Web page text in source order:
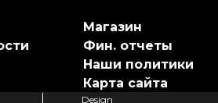
Магазин
Фин. отчеты
Наши политики
Карта сайта
Design